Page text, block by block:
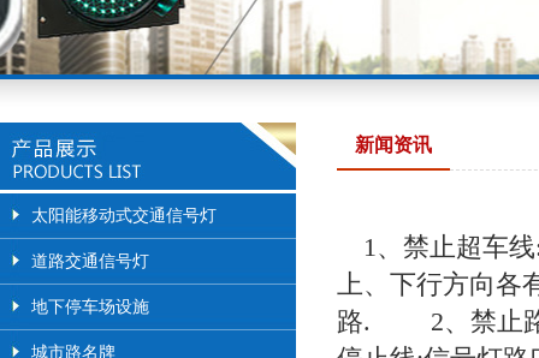
太阳能移动式交通信号灯
道路交通信号灯
地下停车场设施
城市路名牌
新闻资讯
1、禁止超车线
上、下行方向各
路. 2、禁止路